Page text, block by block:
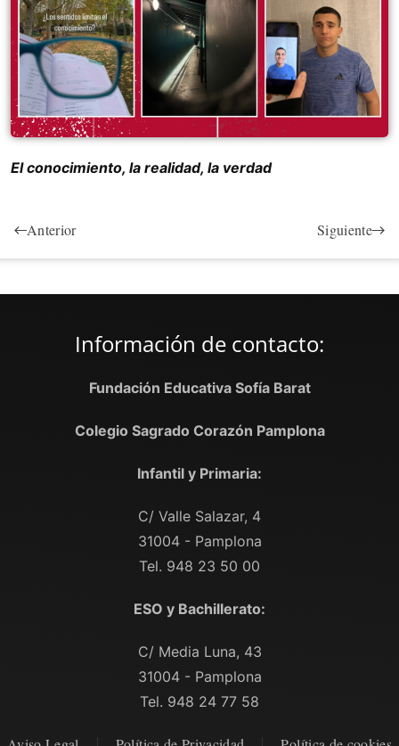
El conocimiento, la realidad, la verdad
Anterior Siguiente
Información de contacto:
Fundación Educativa Sofía Barat
Colegio Sagrado Corazón Pamplona
Infantil y Primaria:
C/ Valle Salazar, 4
31004 - Pamplona
Tel. 948 23 50 00
ESO y Bachillerato:
C/ Media Luna, 43
31004 - Pamplona
Tel. 948 24 77 58